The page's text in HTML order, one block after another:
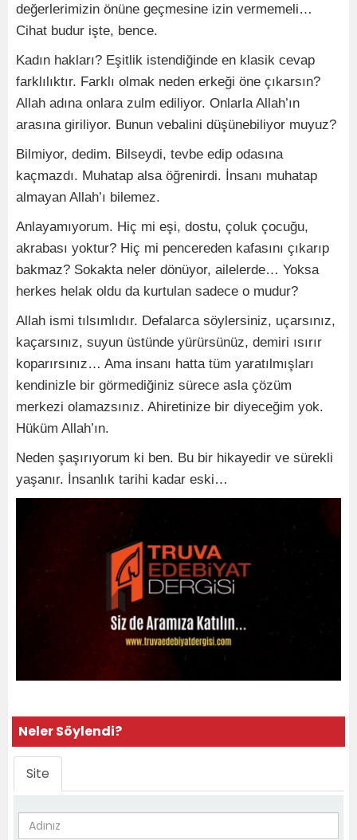
değerlerimizin önüne geçmesine izin vermemeli…
Cihat budur işte, bence.
Kadın hakları? Eşitlik istendiğinde en klasik cevap
farklılıktır. Farklı olmak neden erkeği öne çıkarsın?
Allah adına onlara zulm ediliyor. Onlarla Allah’ın
arasına giriliyor. Bunun vebalini düşünebiliyor muyuz?
Bilmiyor, dedim. Bilseydi, tevbe edip odasına
kaçmazdı. Muhatap alsa öğrenirdi. İnsanı muhatap
almayan Allah’ı bilemez.
Anlayamıyorum. Hiç mi eşi, dostu, çoluk çocuğu,
akrabası yoktur? Hiç mi pencereden kafasını çıkarıp
bakmaz? Sokakta neler dönüyor, ailelerde… Yoksa
herkes helak oldu da kurtulan sadece o mudur?
Allah ismi tılsımlıdır. Defalarca söylersiniz, uçarsınız,
kaçarsınız, suyun üstünde yürürsünüz, demiri ısırır
koparırsınız… Ama insanı hatta tüm yaratılmışları
kendinizle bir görmediğiniz sürece asla çözüm
merkezi olamazsınız. Ahiretinize bir diyeceğim yok.
Hüküm Allah’ın.
Neden şaşırıyorum ki ben. Bu bir hikayedir ve sürekli
yaşanır. İnsanlık tarihi kadar eski…
Neler Söylendi?
Site